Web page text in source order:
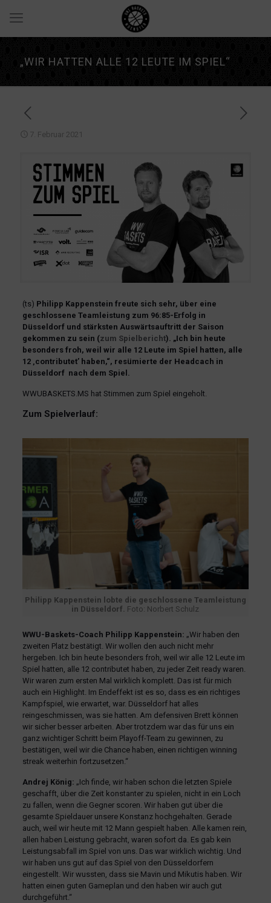
„WIR HATTEN ALLE 12 LEUTE IM SPIEL“
7. Februar 2021
(ts) Philipp Kappenstein freute sich sehr, über eine
geschlossene Teamleistung zum 96:85-Erfolg in
Düsseldorf und stärksten Auswärtsauftritt der Saison
gekommen zu sein (zum Spielbericht) . „Ich bin heute
besonders froh, weil wir alle 12 Leute im Spiel hatten, alle
12 ‚contributet’ haben,“, resümierte der Headcach in
Düsseldorf nach dem Spiel.
WWUBASKETS.MS hat Stimmen zum Spiel eingeholt.
Zum Spielverlauf:
Philipp Kappenstein lobte die geschlossene Teamleistung
in Düsseldorf. Foto: Norbert Schulz
WWU-Baskets-Coach Philipp Kappenstein: „Wir haben den
zweiten Platz bestätigt. Wir wollen den auch nicht mehr
hergeben. Ich bin heute besonders froh, weil wir alle 12 Leute im
Spiel hatten, alle 12 contributet haben, zu jeder Zeit ready waren.
Wir waren zum ersten Mal wirklich komplett. Das ist für mich
auch ein Highlight. Im Endeffekt ist es so, dass es ein richtiges
Kampfspiel, wie erwartet, war. Düsseldorf hat alles
reingeschmissen, was sie hatten. Am defensiven Brett können
wir sicher besser arbeiten. Aber trotzdem war das für uns ein
ganz wichtiger Schritt beim Playoff-Team zu gewinnen, zu
bestätigen, weil wir die Chance haben, einen richtigen winning
streak weiterhin fortzusetzen.“
Andrej König: „Ich finde, wir haben schon die letzten Spiele
geschafft, über die Zeit konstanter zu spielen, nicht in ein Loch
zu fallen, wenn die Gegner scoren. Wir haben gut über die
gesamte Spieldauer unsere Konstanz hochgehalten. Gerade
auch, weil wir heute mit 12 Mann gespielt haben. Alle kamen rein,
allen haben Leistung gebracht, waren sofort da. Es gab kein
Leistungsabfall im Spiel von uns. Das war wirklich wichtig. Und
wir haben uns gut auf das Spiel von den Düsseldorfern
eingestellt. Wir wussten, dass sie Mavin und Mikutis haben. Wir
hatten einen guten Gameplan und den haben wir auch gut
durchgeführt.“